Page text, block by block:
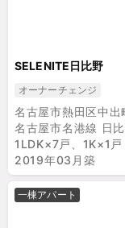
SELENITE日比野
オーナーチェンジ
名古屋市熱田区中出
名古屋市名港線 日
1LDK×7戸、1K×1
2019年03月築
一棟アパート